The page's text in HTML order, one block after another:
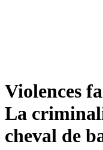
Violences
La
cheval de